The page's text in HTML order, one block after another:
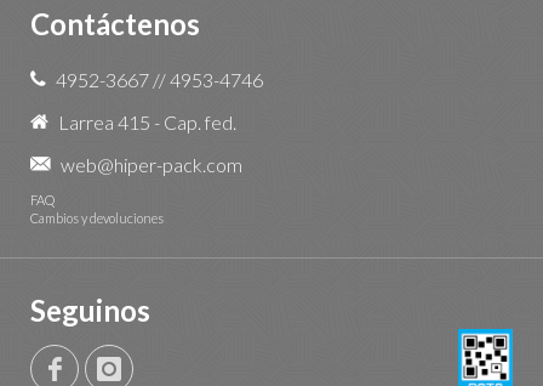
Contáctenos
4952-3667 //4953-4746
Larrea 415 - Cap. fed.
web@hiper-pack.com
FAQ
Cambios y devoluciones
Seguinos